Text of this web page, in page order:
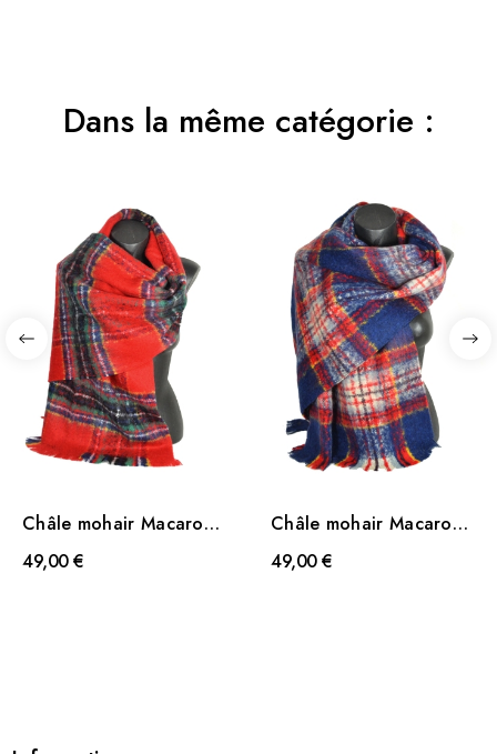
Dans la même catégorie :
Châle mohair Macaron
rouge
49,00 €
Châle mohair Macaron
bleu
49,00 €